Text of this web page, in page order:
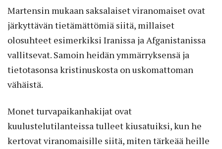
Martensin mukaan saksalaiset viranomaiset ovat
järkyttävän tietämättömiä siitä, millaiset
olosuhteet esimerkiksi Iranissa ja Afganistanissa
vallitsevat. Samoin heidän ymmärryksensä ja
tietotasonsa kristinuskosta on uskomattoman
vähäistä.
Monet turvapaikanhakijat ovat
kuulustelutilanteissa tulleet kiusatuiksi, kun he
kertovat viranomaisille siitä, miten tärkeää heille